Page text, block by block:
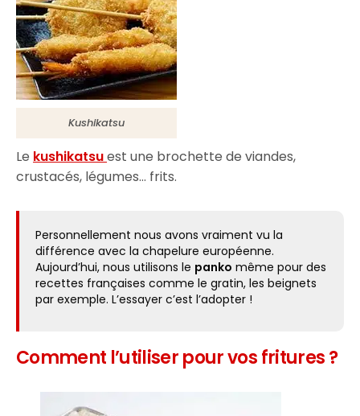
Kushikatsu
Le kushikatsuest une brochette de viandes,
crustacés, légumes… frits.
Personnellement nous avons vraiment vu la
différence avec la chapelure européenne.
Aujourd’hui, nous utilisons le panko même pour des
recettes françaises comme le gratin, les beignets
par exemple. L’essayer c’est l’adopter !
Comment l’utiliser pour vos fritures ?